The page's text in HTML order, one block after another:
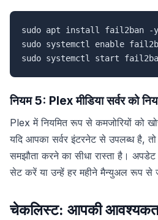
sudo apt install fail2ban -y
sudo systemctl enable
sudo systemctl start
नियम 5: Plex मीडिया सर्वर को
Plex में नियमित रूप से कमजोरियों को
यदि आपका सर्वर इंटरनेट से उपलब्ध है,
समझौता करने का सीधा रास्ता है।
सेट करें या उन्हें हर महीने मैन्युअल रूप से
चेकलिस्ट: आपकी